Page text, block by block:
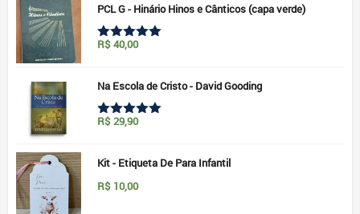
era:
R$69,60.
é:
PCL G - Hinário Hinos e Cânticos (capa verde)
Avaliação
R$ 40,00
Na Escola de Cristo - David Gooding
Avaliação
R$ 29,90
Kit - Etiqueta De Para Infantil
R$ 10,00